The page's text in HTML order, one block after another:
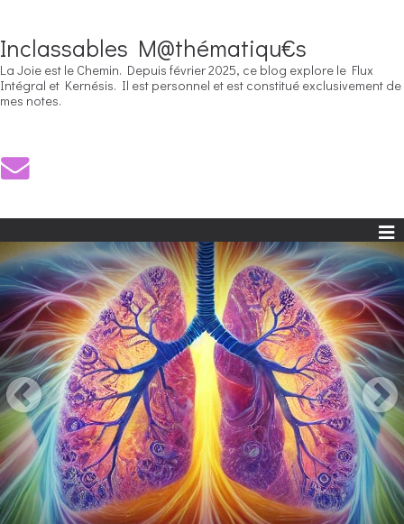
Inclassables M@thématiqu€s
La Joie est le Chemin. Depuis février 2025, ce blog explore le Flux
Intégral et Kernésis. Il est personnel et est constitué exclusivement de
mes notes.